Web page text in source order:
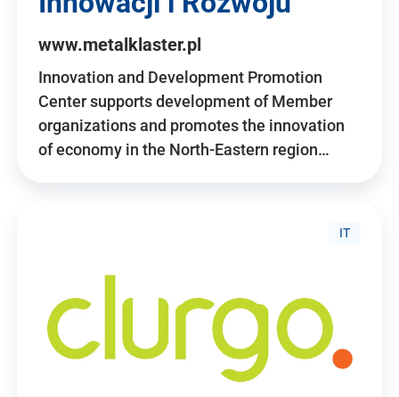
www.metalklaster.pl
Innovation and Development Promotion
Center supports development of Member
organizations and promotes the innovation
of economy in the North-Eastern region…
IT